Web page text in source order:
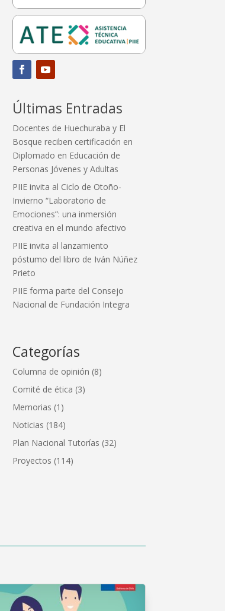
Últimas Entradas
Docentes de Huechuraba y El
Bosque reciben certificación en
Diplomado en Educación de
Personas Jóvenes y Adultas
PIIE invita al Ciclo de Otoño-
Invierno “Laboratorio de
Emociones”: una inmersión
creativa en el mundo afectivo
PIIE invita al lanzamiento
póstumo del libro de Iván Núñez
Prieto
PIIE forma parte del Consejo
Nacional de Fundación Integra
Categorías
Columna de opinión (8)
Comité de ética (3)
Memorias (1)
Noticias (184)
Plan Nacional Tutorías (32)
Proyectos (114)